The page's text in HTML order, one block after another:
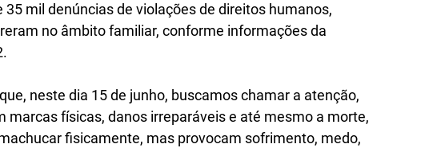
mil denúncias de violações de direitos humanos,
no âmbito familiar, conforme informações da
neste dia 15 de junho, buscamos chamar a atenção,
marcas físicas, danos irreparáveis e até mesmo a morte,
fisicamente, mas provocam sofrimento, medo,